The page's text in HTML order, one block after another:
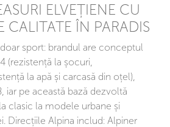
ELVEȚIENE CU
CALITATE ÎN PARADIS
sport: brandul are conceptul
(rezistență la șocuri,
la apă și carcasă din oțel),
iar pe această bază dezvoltă
clasic la modele urbane și
Direcțiile Alpina includ: Alpiner